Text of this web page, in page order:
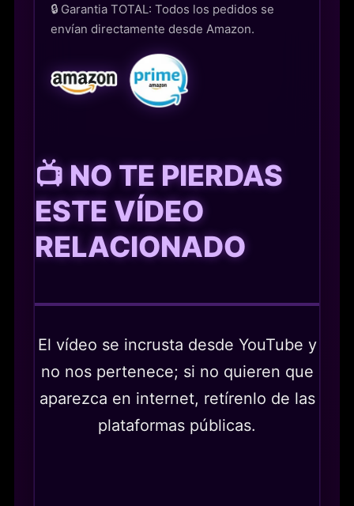
🔒 Garantia TOTAL: Todos los pedidos se
envían directamente desde Amazon.
📺 NO TE PIERDAS
ESTE VÍDEO
RELACIONADO
El vídeo se incrusta desde YouTube y
no nos pertenece; si no quieren que
aparezca en internet, retírenlo de las
plataformas públicas.